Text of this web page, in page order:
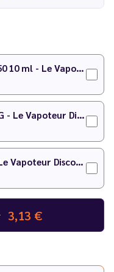
DIYpour faire
Booster de nicotine 50/50 10 ml - Le Vapoteur Discount
Base 500 ml 50/50 PG/VG - Le Vapoteur Discount
Pack DIY 3 mg 200 ml - Le Vapoteur Discount
3,13 €